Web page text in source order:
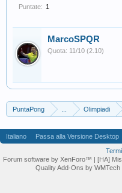
Puntate: 1
MarcoSPQR
Quota: 11/10 (2.10)
PuntaPong Olimpiadi
Italiano Passa alla Versione Desktop
Forum software by XenForo™ | [HA]
Quality Add-Ons by WMTech